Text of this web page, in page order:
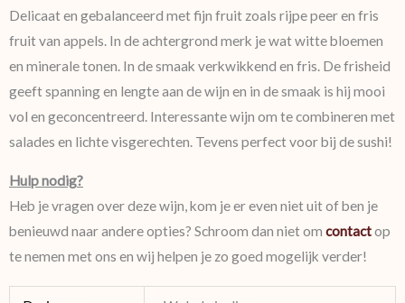
Delicaat en gebalanceerd met fijn fruit zoals rijpe peer en fris
fruit van appels. In de achtergrond merk je wat witte bloemen
en minerale tonen. In de smaak verkwikkend en fris. De frisheid
geeft spanning en lengte aan de wijn en in de smaak is hij mooi
vol en geconcentreerd. Interessante wijn om te combineren met
salades en lichte visgerechten. Tevens perfect voor bij de sushi!
Hulp nodig?
Heb je vragen over deze wijn, kom je er even niet uit of ben je
benieuwd naar andere opties? Schroom dan niet om contactop
te nemen met ons en wij helpen je zo goed mogelijk verder!